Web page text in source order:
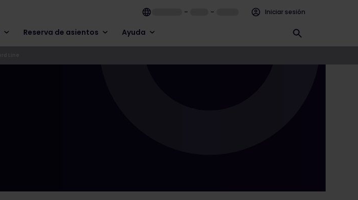
– – Iniciar sesión
Reserva de asientos Ayuda